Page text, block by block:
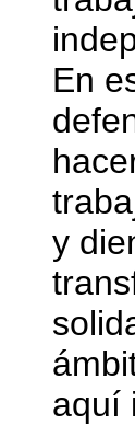
En
y
aquí